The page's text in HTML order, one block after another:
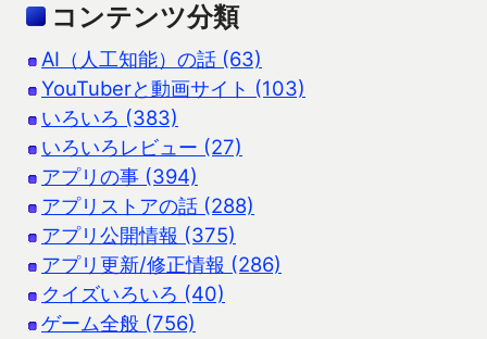
コンテンツ分類
AI（人工知能）の話 (63)
YouTuberと動画サイト (103)
いろいろ (383)
いろいろレビュー (27)
アプリの事 (394)
アプリストアの話 (288)
アプリ公開情報 (375)
アプリ更新/修正情報 (286)
クイズいろいろ (40)
ゲーム全般 (756)